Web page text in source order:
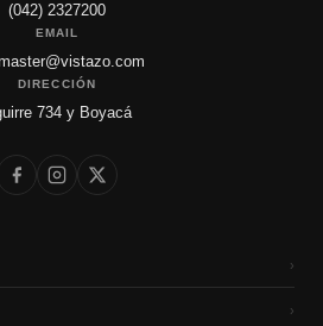
(042) 2327200
EMAIL
DIRECCIÓN
734 y Boyacá
›
›